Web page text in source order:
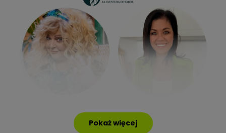
Pokaż więcej